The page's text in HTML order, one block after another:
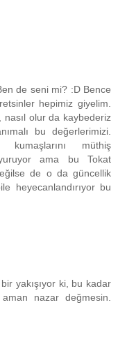
de seni mi? :D Bence
hepimiz giyelim.
nasıl olur da kaybederiz
bu değerlerimizi.
müthiş
ama bu Tokat
de o da güncellik
heyecanlandırıyor bu
yakışıyor ki, bu kadar
nazar değmesin.